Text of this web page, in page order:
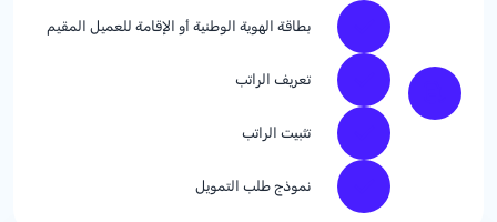
بطاقة الهوية الوطنية أو الإقامة للعميل المقيم
تعريف الراتب
تثبيت الراتب
نموذج طلب التمويل